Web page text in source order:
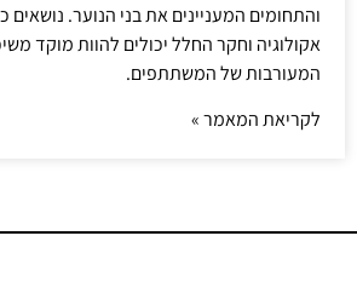
והתחומים המעניינים את בני הנוער. נושאים
אקולוגיה וחקר החלל יכולים להוות מוקד
המעורבות של המשתתפים.
לקריאת המאמר »